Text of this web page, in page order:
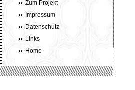
Zum Projekt
Impressum
Datenschutz
Links
Home